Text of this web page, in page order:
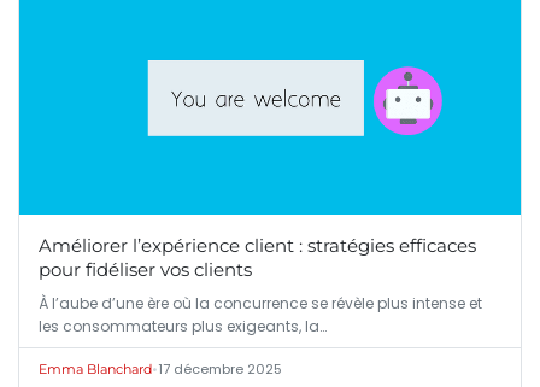
Améliorer l’expérience client : stratégies efficaces
pour fidéliser vos clients
À l’aube d’une ère où la concurrence se révèle plus intense et
les consommateurs plus exigeants, la…
Emma Blanchard•17 décembre 2025